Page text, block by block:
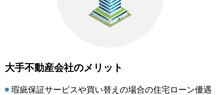
大手不動産会社のメリット
瑕疵保証サービスや買い替えの場合の住宅ローン優遇